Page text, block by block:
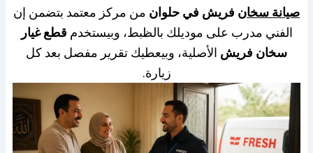
صيانة سخان فريش في حلوان من مركز معتمد بتضمن إن
الفني مدرب على موديلك بالظبط، وبيستخدم قطع غيار
سخان فريش الأصلية، وبيعطيك تقرير مفصل بعد كل
زيارة.